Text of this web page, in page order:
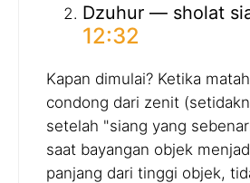
Dzuhur — sholat
12:32
Kapan dimulai? Ketika
condong dari zenit
setelah "siang yang
saat bayangan objek
panjang dari tinggi objek,